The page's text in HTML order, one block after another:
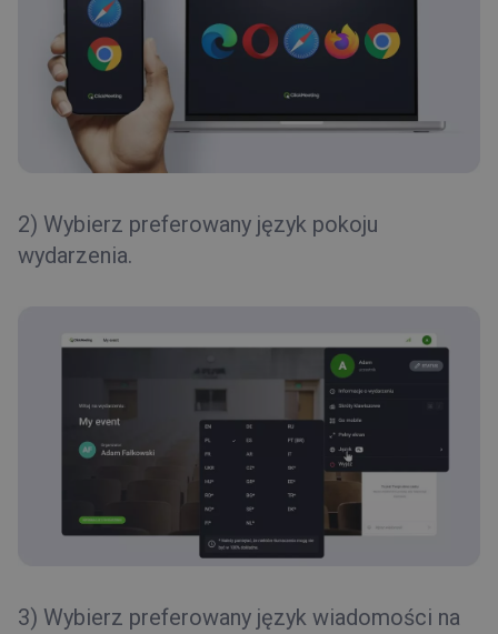
2) Wybierz preferowany język pokoju
wydarzenia.
3) Wybierz preferowany język wiadomości na